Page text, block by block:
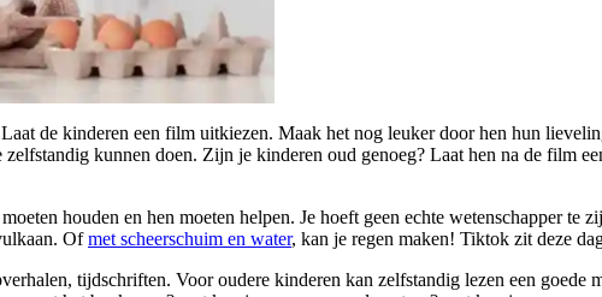
de kinderen een film uitkiezen. Maak het nog leuker door hen hun
kunnen doen. Zijn je kinderen oud genoeg? Laat hen na de film
houden en hen moeten helpen. Je hoeft geen echte wetenschapper te
Ofmet scheerschuim en water, kan je regen maken! Tiktok zit deze
tijdschriften. Voor oudere kinderen kan zelfstandig lezen een